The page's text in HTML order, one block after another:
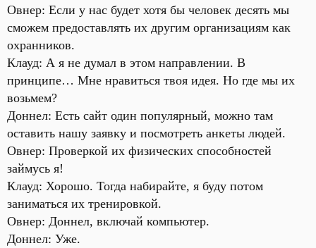
Овнер: Если у нас будет хотя бы человек десять мы
сможем предоставлять их другим организациям как
охранников.
Клауд: А я не думал в этом направлении. В
принципе… Мне нравиться твоя идея. Но где мы их
возьмем?
Доннел: Есть сайт один популярный, можно там
оставить нашу заявку и посмотреть анкеты людей.
Овнер: Проверкой их физических способностей
займусь я!
Клауд: Хорошо. Тогда набирайте, я буду потом
заниматься их тренировкой.
Овнер: Доннел, включай компьютер.
Доннел: Уже.